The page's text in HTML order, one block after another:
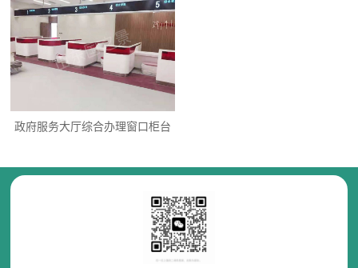
政府服务大厅综合办理窗口柜台